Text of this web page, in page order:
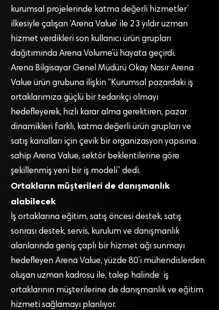
kurumsal projelerinde katma değerli hizmetler’
ilkesiyle çalışan ‘Arena Value’ ile 23 yıldır uzman
hizmet verdikleri son kullanıcı ürün grupları
dağıtımında Arena Volume’ü hayata geçirdi.
Arena Bilgisayar Genel Müdürü Okay Nasır Arena
Value ürün grubuna ilişkin “Kurumsal pazardaki iş
ortaklarımıza güçlü bir tedarikçi olmayı
hedefleyerek, hızlı karar alma gerektiren, pazar
dinamikleri farklı, katma değerli ürün grupları ve
satış kanalları için çevik bir organizasyon yapısına
sahip Arena Value, sektör beklentilerine göre
şekillenmiş yeni bir iş modeli” dedi.
Ortakların müşterileri de danışmanlık
alabilecek
İş ortaklarına eğitim, satış öncesi destek, satış
sonrası destek, servis, kurulum ve danışmanlık
alanlarında geniş çaplı bir hizmet ağı sunmayı
hedefleyen Arena Value, yüzde 80’i mühendislerden
oluşan uzman kadrosu ile, talep halinde iş
ortaklarının müşterilerine de danışmanlık ve eğitim
hizmeti sağlamayı planlıyor.